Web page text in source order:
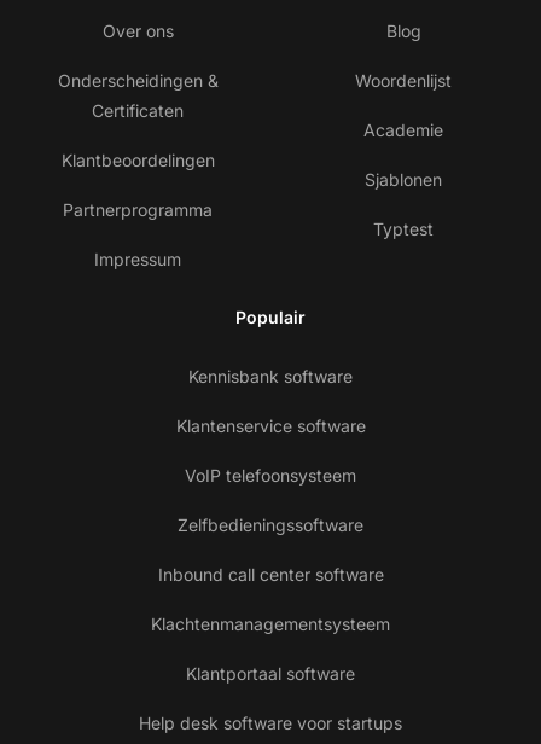
Over ons
Onderscheidingen &
Certificaten
Klantbeoordelingen
Partnerprogramma
Impressum
Blog
Woordenlijst
Academie
Sjablonen
Typtest
Populair
Kennisbank software
Klantenservice software
VoIP telefoonsysteem
Zelfbedieningssoftware
Inbound call center software
Klachtenmanagementsysteem
Klantportaal software
Help desk software voor startups